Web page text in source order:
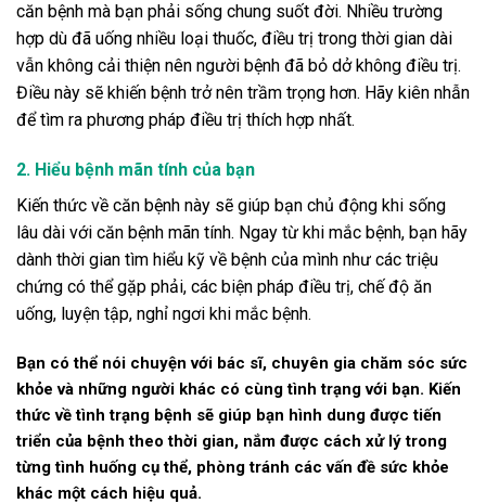
căn bệnh mà bạn phải sống chung suốt đời. Nhiều trường
hợp dù đã uống nhiều loại thuốc, điều trị trong thời gian dài
vẫn không cải thiện nên người bệnh đã bỏ dở không điều trị.
Điều này sẽ khiến bệnh trở nên trầm trọng hơn. Hãy kiên nhẫn
để tìm ra phương pháp điều trị thích hợp nhất.
2. Hiểu bệnh mãn tính của bạn
Kiến thức về căn bệnh này sẽ giúp bạn chủ động khi sống
lâu dài với căn bệnh mãn tính. Ngay từ khi mắc bệnh, bạn hãy
dành thời gian tìm hiểu kỹ về bệnh của mình như các triệu
chứng có thể gặp phải, các biện pháp điều trị, chế độ ăn
uống, luyện tập, nghỉ ngơi khi mắc bệnh.
Bạn có thể nói chuyện với bác sĩ, chuyên gia chăm sóc sức
khỏe và những người khác có cùng tình trạng với bạn. Kiến
thức về tình trạng bệnh sẽ giúp bạn hình dung được tiến
triển của bệnh theo thời gian, nắm được cách xử lý trong
từng tình huống cụ thể, phòng tránh các vấn đề sức khỏe
khác một cách hiệu quả.